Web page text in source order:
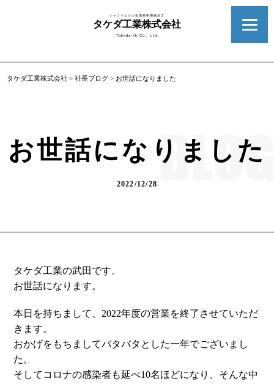
シャフトなどの金属精密機械加工
タケダ工業株式会社
Takeda-kk.Co., Ltd.
タケダ工業株式会社 >社長ブログ > お世話になりました
お世話になりました
2022/12/28
タケダ工業の武田です。
お世話になります。
本日を持ちまして、2022年度の営業を終了させていただ
きます。
おかげをもちましてバタバタとした一年でございまし
た。
そしてコロナの感染者も延べ10名ほどになり、そんな中